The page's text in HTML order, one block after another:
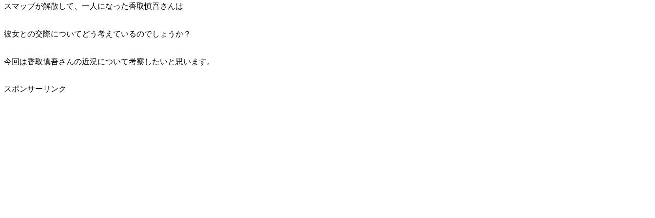
スマップが解散して、一人になった香取慎吾さんは
彼女との交際についてどう考えているのでしょうか？
今回は香取慎吾さんの近況について考察したいと思います。
スポンサーリンク